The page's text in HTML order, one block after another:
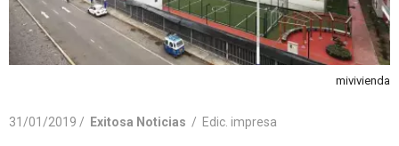
mivivienda
31/01/2019 / Exitosa Noticias / Edic. impresa